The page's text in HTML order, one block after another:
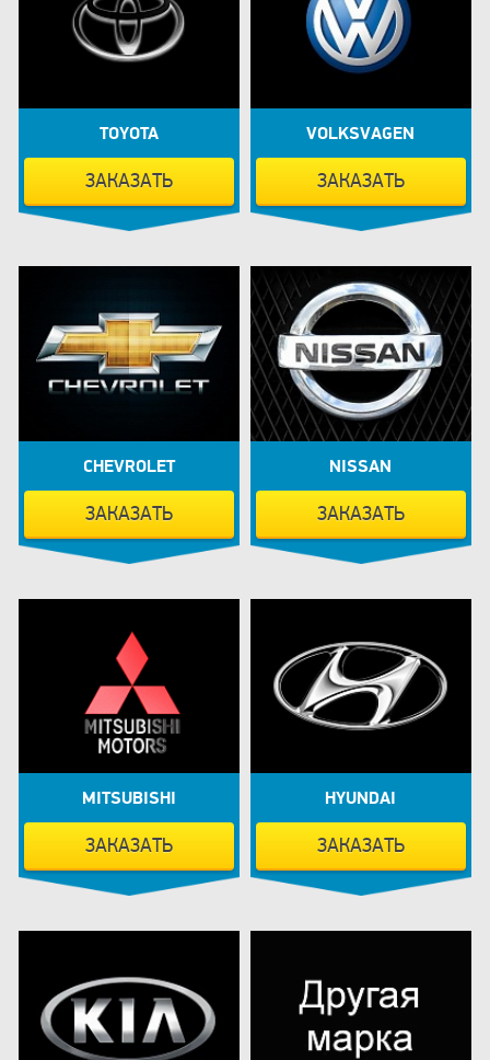
TOYOTA
ЗАКАЗАТЬ
VOLKSVAGEN
ЗАКАЗАТЬ
CHEVROLET
ЗАКАЗАТЬ
NISSAN
ЗАКАЗАТЬ
MITSUBISHI
ЗАКАЗАТЬ
HYUNDAI
ЗАКАЗАТЬ